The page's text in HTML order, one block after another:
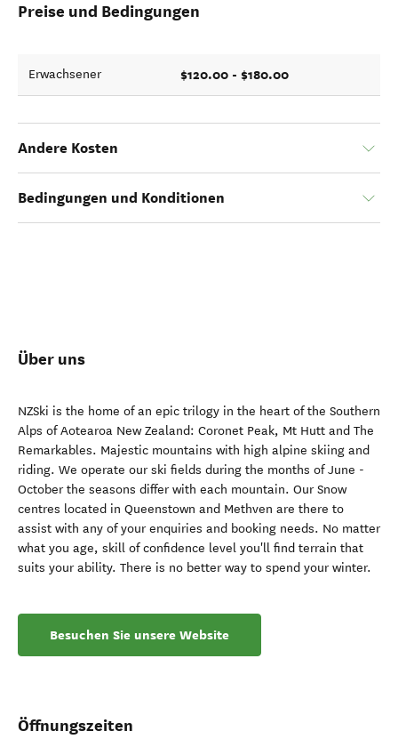
Preise und Bedingungen
Erwachsener $120.00 - $180.00
Andere Kosten
Bedingungen und Konditionen
Über uns
NZSki is the home of an epic trilogy in the heart of the Southern
Alps of Aotearoa New Zealand: Coronet Peak, Mt Hutt and The
Remarkables. Majestic mountains with high alpine skiing and
riding. We operate our ski fields during the months of June -
October the seasons differ with each mountain. Our Snow
centres located in Queenstown and Methven are there to
assist with any of your enquiries and booking needs. No matter
what you age, skill of confidence level you'll find terrain that
suits your ability. There is no better way to spend your winter.
Besuchen Sie unsere Website
Öffnungszeiten